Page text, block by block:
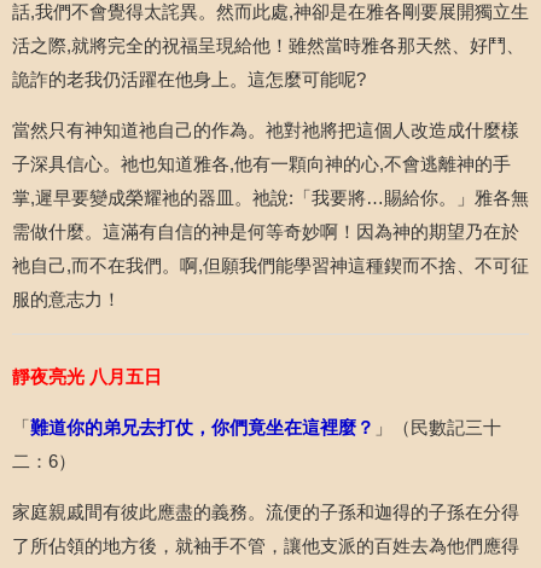
話,我們不會覺得太詫異。然而此處,神卻是在雅各剛要展開獨立生
活之際,就將完全的祝福呈現給他！雖然當時雅各那天然、好鬥、
詭詐的老我仍活躍在他身上。這怎麼可能呢?
當然只有神知道祂自己的作為。祂對祂將把這個人改造成什麼樣
子深具信心。祂也知道雅各,他有一顆向神的心,不會逃離神的手
掌,遲早要變成榮耀祂的器皿。祂說: 「我要將…賜給你。」雅各無
需做什麼。這滿有自信的神是何等奇妙啊！因為神的期望乃在於
祂自己,而不在我們。啊 ,但願我們能學習神這種鍥而不捨、不可征
服的意志力！
靜夜亮光 八月五日
「 難道你的弟兄去打仗，你們竟坐在這裡麼？ 」（民數記三十
二： 6）
家庭親戚間有彼此應盡的義務。流便的子孫和迦得的子孫在分得
了所佔領的地方後，就袖手不管，讓他支派的百姓去為他們應得